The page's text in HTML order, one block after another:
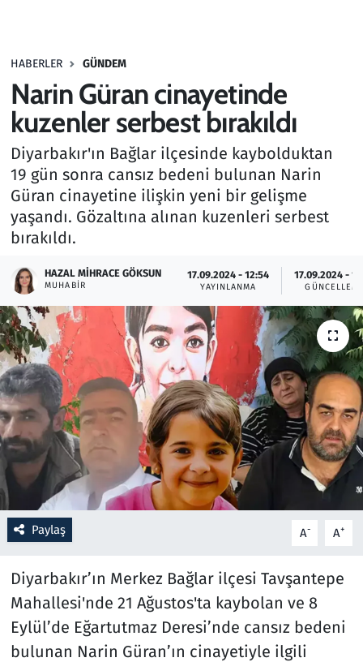
HABERLER GÜNDEM
Narin Güran cinayetinde
kuzenler serbest bırakıldı
Diyarbakır'ın Bağlar ilçesinde kaybolduktan
19 gün sonra cansız bedeni bulunan Narin
Güran cinayetine ilişkin yeni bir gelişme
yaşandı. Gözaltına alınan kuzenleri serbest
bırakıldı.
HAZAL MIHRACE GÖKSUN
MUHABIR
17.09.2024 - 12:54
YAYINLANMA
17.09.2024 -
Paylaş A- A+
Diyarbakır’ın Merkez Bağlar ilçesi Tavşantepe
Mahallesi'nde 21 Ağustos'ta kaybolan ve 8
Eylül’de Eğartutmaz Deresi’nde cansız bedeni
bulunan Narin Güran’ın cinayetiyle ilgili
Haber
Kültür Sanat
Kurumsal Haberler
Lezzet Durağı
Memur ve Kamu
Otomobil
Oyun
Ramazan
Resmi İlanlar
Rüya Tabirleri
Sağlık
Savunma Sanayi
Spor
Teknoloji ve Bilim